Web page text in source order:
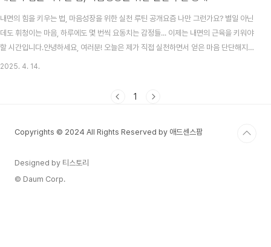
내면의 힘을 키우는 법, 마음성장을 위한 실천 루틴 공개요즘 나만 그런가요? 별일 아닌
데도 휘청이는 마음, 하루에도 몇 번씩 요동치는 감정들... 이제는 내면의 근육을 키워야
할 시간입니다.안녕하세요, 여러분! 오늘은 제가 직접 실천하면서 얻은 마음 단단해지는
루틴을 공유해보려고 해요. 세상은 내 마음을 보호해주지 않죠. 결국은 내가 내 마음을
힘이 필요한 이유누구나 마..
2025. 4. 14.
1
Copyrights © 2024 All Rights Reserved by 애드센스팜
Designed by 티스토리
© Daum Corp.